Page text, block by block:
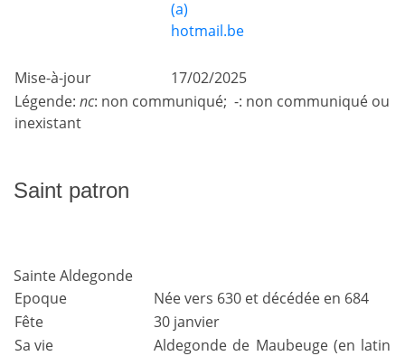
(a)
hotmail.be
Mise-à-jour
17/02/2025
Légende: nc: non communiqué; -: non communiqué ou
inexistant
Saint patron
Sainte Aldegonde
Epoque
Née vers 630 et décédée en 684
Fête
30 janvier
Sa vie
Aldegonde de Maubeuge (en latin